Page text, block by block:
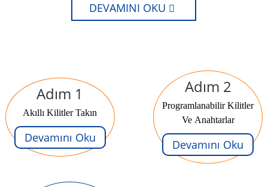
DEVAMINI OKU
Adım 1
Akıllı Kilitler Takın
Devamını Oku
Adım 2
Programlanabilir Kilitler
Ve Anahtarlar
Devamını Oku